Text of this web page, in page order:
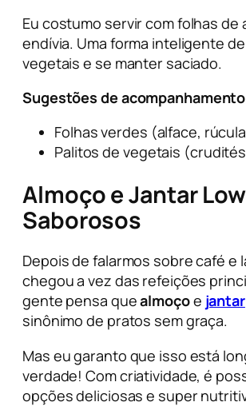
Eu costumo servir com folhas de
endívia. Uma forma inteligente
vegetais e se manter saciado.
Sugestões de
Folhas verdes (alface,
Palitos de vegetais (crudités
Almoço e Jantar
Saborosos
Depois de falarmos sobre café e
chegou a vez das refeições
gente pensa quealmoçoe jantar
sinônimo de pratos sem graça.
Mas eu garanto que isso está
verdade! Com criatividade, é
opções deliciosas e super